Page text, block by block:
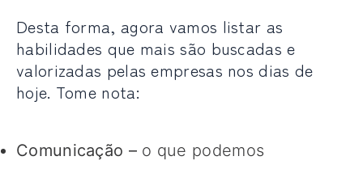
Desta forma, agora vamos listar as
habilidades que mais são buscadas e
valorizadas pelas empresas nos dias de
hoje. Tome nota:
Comunicação –o que podemos